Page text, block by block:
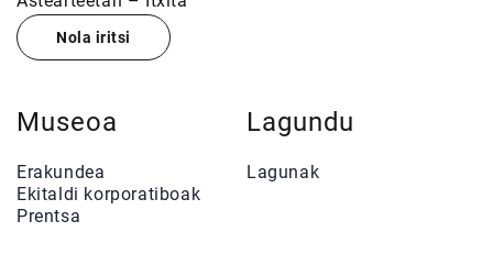
Nola iritsi
Museoa
Erakundea
Ekitaldi korporatiboak
Prentsa
Lagundu
Lagunak